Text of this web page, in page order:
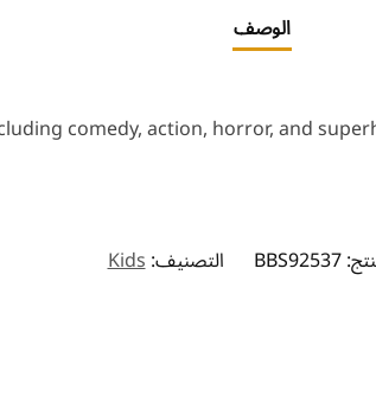
الوصف
comedy, action, horror, and
BBS92537 التصنيف:Kids